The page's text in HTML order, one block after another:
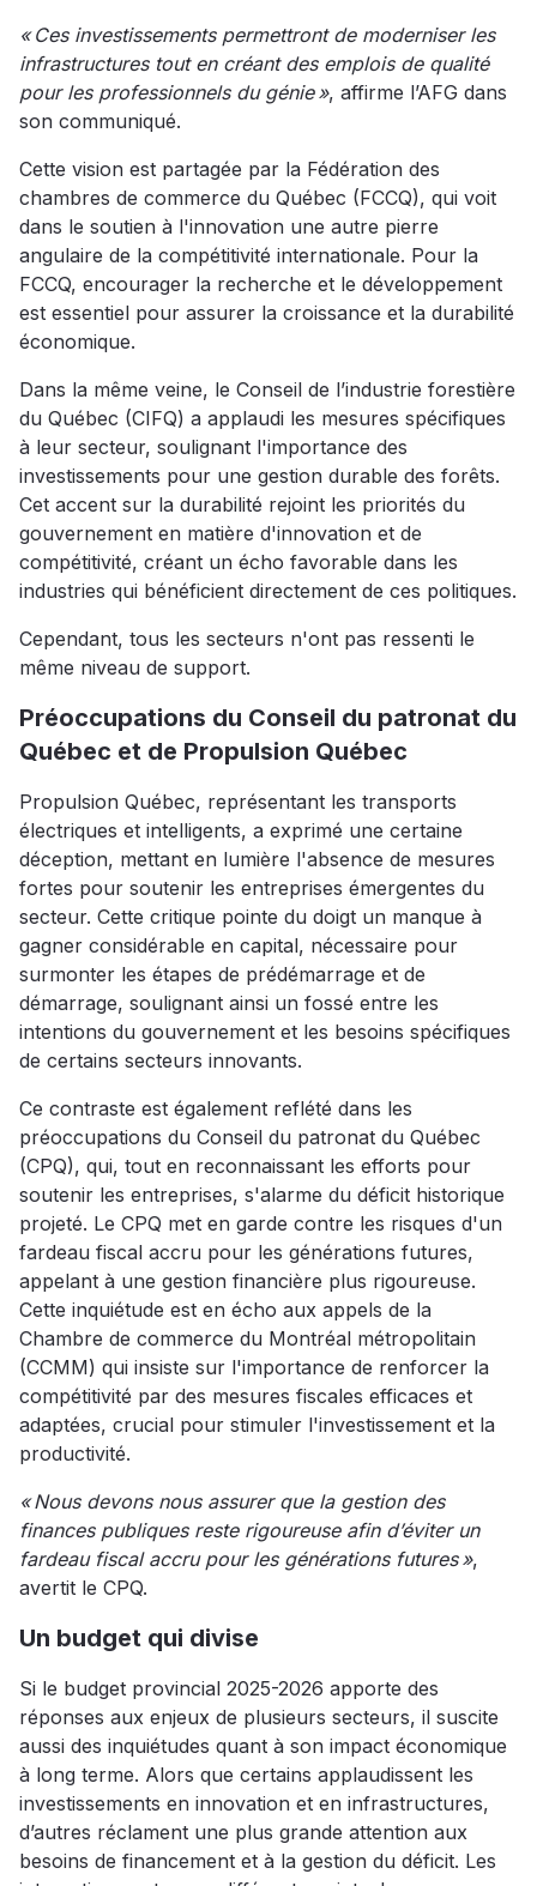
« Ces investissements permettront de moderniser les
infrastructures tout en créant des emplois de qualité
pour les professionnels du génie », affirme l’AFG dans
son communiqué.
Cette vision est partagée par la Fédération des
chambres de commerce du Québec (FCCQ), qui voit
dans le soutien à l'innovation une autre pierre
angulaire de la compétitivité internationale. Pour la
FCCQ, encourager la recherche et le développement
est essentiel pour assurer la croissance et la durabilité
économique.
Dans la même veine, le Conseil de l’industrie forestière
du Québec (CIFQ) a applaudi les mesures spécifiques
à leur secteur, soulignant l'importance des
investissements pour une gestion durable des forêts.
Cet accent sur la durabilité rejoint les priorités du
gouvernement en matière d'innovation et de
compétitivité, créant un écho favorable dans les
industries qui bénéficient directement de ces politiques.
Cependant, tous les secteurs n'ont pas ressenti le
même niveau de support.
Préoccupations du Conseil du patronat du
Québec et de Propulsion Québec
Propulsion Québec, représentant les transports
électriques et intelligents, a exprimé une certaine
déception, mettant en lumière l'absence de mesures
fortes pour soutenir les entreprises émergentes du
secteur. Cette critique pointe du doigt un manque à
gagner considérable en capital, nécessaire pour
surmonter les étapes de prédémarrage et de
démarrage, soulignant ainsi un fossé entre les
intentions du gouvernement et les besoins spécifiques
de certains secteurs innovants.
Ce contraste est également reflété dans les
préoccupations du Conseil du patronat du Québec
(CPQ), qui, tout en reconnaissant les efforts pour
soutenir les entreprises, s'alarme du déficit historique
projeté. Le CPQ met en garde contre les risques d'un
fardeau fiscal accru pour les générations futures,
appelant à une gestion financière plus rigoureuse.
Cette inquiétude est en écho aux appels de la
Chambre de commerce du Montréal métropolitain
(CCMM) qui insiste sur l'importance de renforcer la
compétitivité par des mesures fiscales efficaces et
adaptées, crucial pour stimuler l'investissement et la
productivité.
« Nous devons nous assurer que la gestion des
finances publiques reste rigoureuse afin d’éviter un
fardeau fiscal accru pour les générations futures »,
avertit le CPQ.
Un budget qui divise
Si le budget provincial 2025-2026 apporte des
réponses aux enjeux de plusieurs secteurs, il suscite
aussi des inquiétudes quant à son impact économique
à long terme. Alors que certains applaudissent les
investissements en innovation et en infrastructures,
d’autres réclament une plus grande attention aux
besoins de financement et à la gestion du déficit. Les